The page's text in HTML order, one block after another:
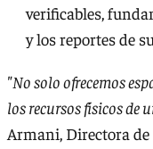
verificables,
y los reportes de
"No solo ofrecemos
los recursos físicos de
Armani, Directora